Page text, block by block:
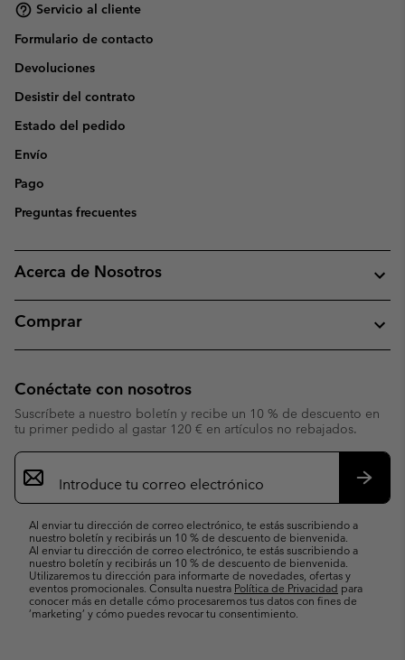
Servicio al cliente
Formulario de contacto
Devoluciones
Desistir del contrato
Estado del pedido
Envío
Pago
Preguntas frecuentes
Acerca de Nosotros
Comprar
Conéctate con nosotros
Suscríbete a nuestro boletín y recibe un 10 % de descuento en
tu primer pedido al gastar 120 € en artículos no rebajados.
Suscripción
de
correo
Al enviar tu dirección de correo electrónico, te estás suscribiendo a
nuestro boletín y recibirás un 10 % de descuento de bienvenida.
Al enviar tu dirección de correo electrónico, te estás suscribiendo a
nuestro boletín y recibirás un 10 % de descuento de bienvenida.
Utilizaremos tu dirección para informarte de novedades, ofertas y
eventos promocionales. Consulta nuestra Política de Privacidad para
conocer más en detalle cómo procesaremos tus datos con fines de
’marketing’ y cómo puedes revocar tu consentimiento.